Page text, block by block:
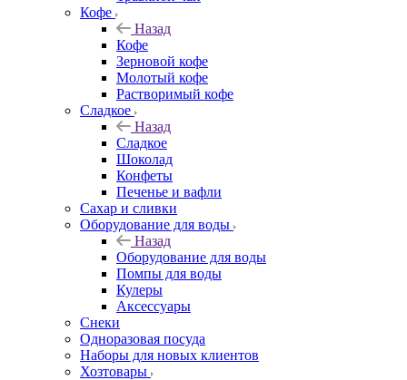
Кофе
Назад
Кофе
Зерновой кофе
Молотый кофе
Растворимый кофе
Сладкое
Назад
Сладкое
Шоколад
Конфеты
Печенье и вафли
Сахар и сливки
Оборудование для воды
Назад
Оборудование для воды
Помпы для воды
Кулеры
Аксессуары
Снеки
Одноразовая посуда
Наборы для новых клиентов
Хозтовары